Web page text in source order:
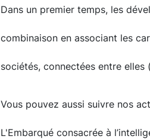
Dans un premier temps, les
combinaison en associant les
sociétés, connectées entre
Vous pouvez aussi suivre nos
L'Embarqué consacrée à